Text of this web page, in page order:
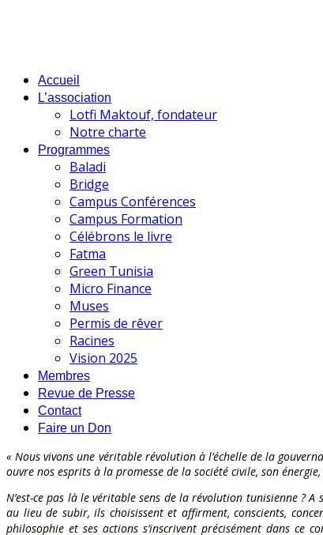
Accueil
L’association
Lotfi Maktouf, fondateur
Notre charte
Programmes
Baladi
Bridge
Campus Conférences
Campus Formation
Célébrons le livre
Fatma
Green Tunisia
Micro Finance
Muses
Permis de rêver
Racines
Vision 2025
Membres
Revue de Presse
Contact
Faire un Don
« Nous vivons une véritable révolution à l’échelle de la
ouvre nos esprits à la promesse de la société civile, son
N’est-ce pas là le véritable sens de la révolution tunisienne ?
au lieu de subir, ils choisissent et affirment, conscients,
philosophie et ses actions s’inscrivent précisément dans ce